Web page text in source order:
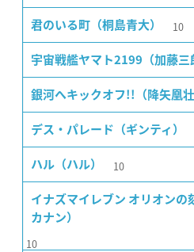
君のいる町（桐島青大） 10
宇宙戦艦ヤマト2199（加藤三
銀河へキックオフ!!（降矢凰壮
デス・パレード（ギンティ）
ハル（ハル） 10
イナズマイレブン オリオンの
カナン）
10